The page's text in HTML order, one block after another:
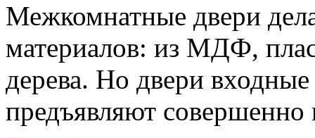
Межкомнатные двери
материалов: из МДФ,
дерева. Но двери
предъявляют совершенно